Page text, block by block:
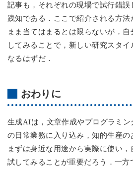
記事も，それぞれの現場で試行錯
践知である．ここで紹介される方
まま当てはまるとは限らないが，
してみることで，新しい研究スタ
なるはずだ．
おわりに
生成AIは，文章作成やプログラミ
の日常業務に入り込み，知的生産の
まずは身近な用途から実際に使い
試してみることが重要だろう．一